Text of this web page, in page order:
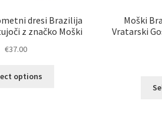
dresi Brazilija
z značko Moški
€37.00
options
Moški
Vratarski